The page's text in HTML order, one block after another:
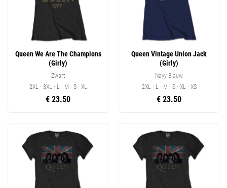
Queen We Are The Champions
(Girly)
Zwart
2XL · 3XL · L · M · S · XL
€ 23.50
Queen Vintage Union Jack
(Girly)
Navy Blauw
2XL · L · M · S · XL · XS
€ 23.50